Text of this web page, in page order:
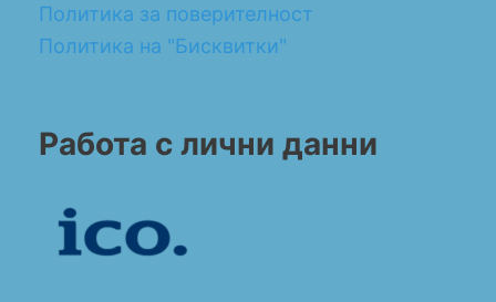
Политика за поверителност
Политика на "Бисквитки"
Работа с лични данни